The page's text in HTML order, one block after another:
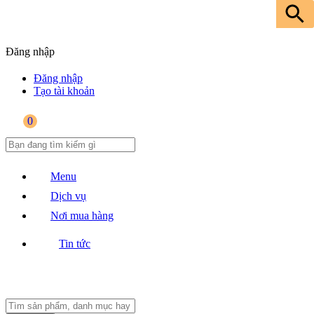
Đăng nhập
Đăng nhập
Tạo tài khoản
0
Menu
Dịch vụ
Nơi mua hàng
Tin tức